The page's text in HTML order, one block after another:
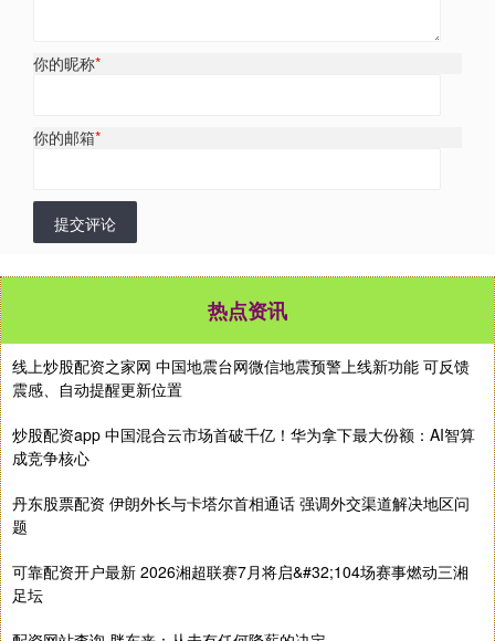
你的昵称*
你的邮箱*
提交评论
热点资讯
线上炒股配资之家网 中国地震台网微信地震预警上线新功能 可反馈
震感、自动提醒更新位置
炒股配资app 中国混合云市场首破千亿！华为拿下最大份额：AI智算
成竞争核心
丹东股票配资 伊朗外长与卡塔尔首相通话 强调外交渠道解决地区问
题
可靠配资开户最新 2026湘超联赛7月将启&#32;104场赛事燃动三湘
足坛